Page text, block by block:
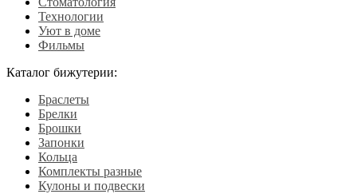
Технологии
Уют в доме
Фильмы
Каталог бижутерии:
Браслеты
Брелки
Брошки
Запонки
Кольца
Комплекты разные
Кулоны и подвески